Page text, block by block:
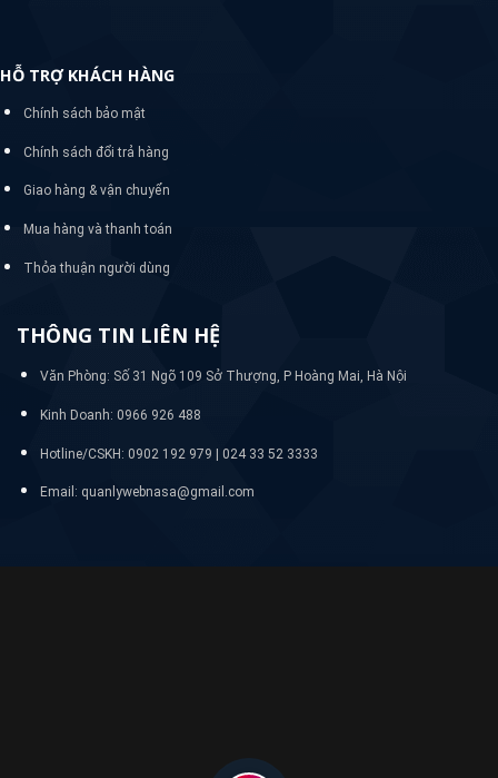
HỖ TRỢ KHÁCH HÀNG
Chính sách bảo mật
Chính sách đổi trả hàng
Giao hàng & vận chuyển
Mua hàng và thanh toán
Thỏa thuận người dùng
THÔNG TIN LIÊN HỆ
Văn Phòng: Số 31 Ngõ 109 Sở Thượng, P Hoàng Mai, Hà Nội
Kinh Doanh: 0966 926 488
Hotline/CSKH: 0902 192 979 | 024 33 52 3333
Email: quanlywebnasa@gmail.com